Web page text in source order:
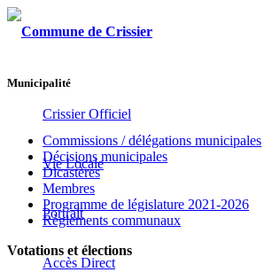
Crissier Officiel
Vie Locale
Portrait
Accès Direct
Municipalité
Commissions / délégations municipales
Décisions municipales
Dicastères
Membres
Programme de législature 2021-2026
Règlements communaux
Votations et élections